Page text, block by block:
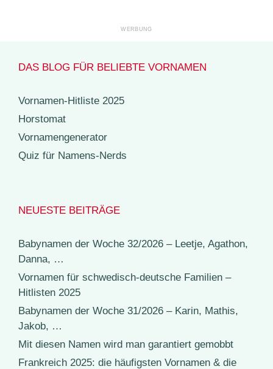
DAS BLOG FÜR BELIEBTE VORNAMEN
Vornamen-Hitliste 2025
Horstomat
Vornamengenerator
Quiz für Namens-Nerds
NEUESTE BEITRÄGE
Babynamen der Woche 32/2026 – Leetje, Agathon,
Danna, …
Vornamen für schwedisch-deutsche Familien –
Hitlisten 2025
Babynamen der Woche 31/2026 – Karin, Mathis,
Jakob, …
Mit diesen Namen wird man garantiert gemobbt
Frankreich 2025: die häufigsten Vornamen & die